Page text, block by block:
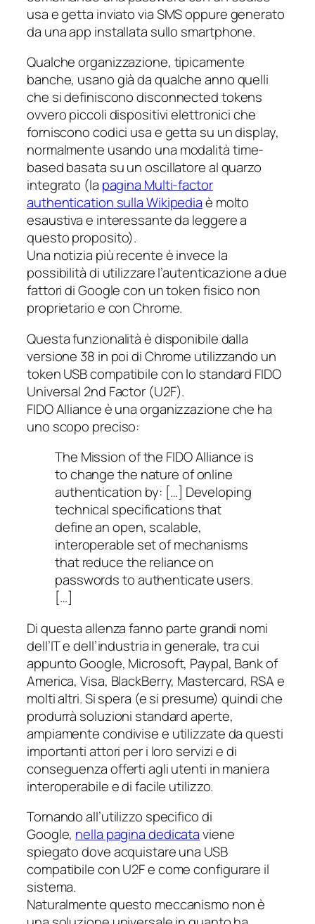
usa e getta inviato via SMS oppure generato
da una app installata sullo smartphone.
Qualche organizzazione, tipicamente
banche, usano già da qualche anno quelli
che si definisconodisconnected tokens
ovvero piccoli dispositivi elettronici che
forniscono codici usa e getta su un display,
normalmente usando una modalitàtime-
basedbasata su un oscillatore al quarzo
integrato (la pagina Multi-factor
authentication sulla Wikipediaè molto
esaustiva e interessante da leggere a
questo proposito).
Una notizia più recente è invece la
possibilità di utilizzare l’autenticazione a due
fattori di Google con un token fisico non
proprietario e con Chrome.
Questa funzionalità è disponibile dalla
versione 38 in poi di Chrome utilizzando un
token USB compatibile con lo standard FIDO
Universal 2nd Factor (U2F).
FIDO Allianceè una organizzazione che ha
uno scopo preciso:
The Mission of the FIDO Alliance is
to change the nature of online
authentication by: […] Developing
technical specifications that
define an open, scalable,
interoperable set of mechanisms
that reduce the reliance on
passwords to authenticate users.
[…]
Di questa allenza fanno parte grandi nomi
dell’IT e dell’industria in generale, tra cui
appunto Google, Microsoft, Paypal, Bank of
America, Visa, BlackBerry, Mastercard, RSA e
molti altri. Si spera (e si presume) quindi che
produrrà soluzioni standard aperte,
ampiamente condivise e utilizzate da questi
importanti attori per i loro servizi e di
conseguenza offerti agli utenti in maniera
interoperabile e di facile utilizzo.
Tornando all’utilizzo specifico di
Google, nella pagina dedicataviene
spiegato dove acquistare una USB
compatibile con U2F e come configurare il
sistema.
Naturalmente questo meccanismo non è